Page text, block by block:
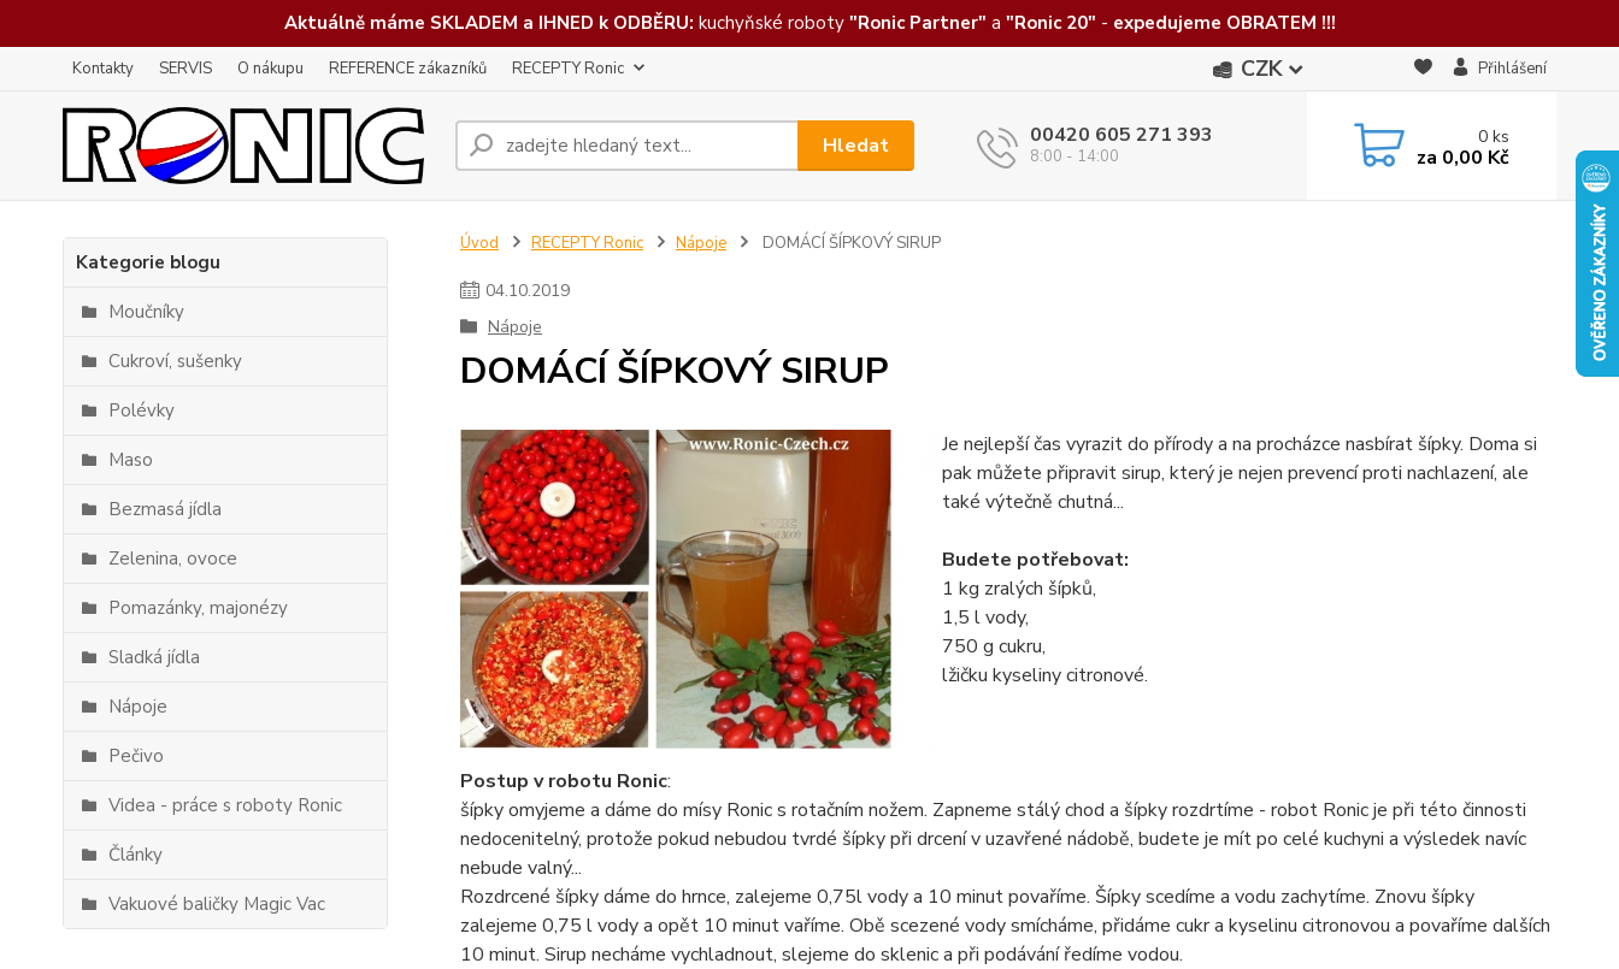
Aktuálně máme SKLADEM a IHNED k ODBĚRU: kuchyňské roboty "Ronic Partner" a "Ronic 20" - expedujeme OBRATEM !!!
Kontakty SERVIS O nákupu REFERENCE zákazníků RECEPTY Ronic CZK Přihlášení
Hledat 00420 605 271 393
8:00 - 14:00
0ks
za 0,00 Kč
Kategorie blogu
Moučníky
Cukroví, sušenky
Polévky
Maso
Bezmasá jídla
Zelenina, ovoce
Pomazánky, majonézy
Sladká jídla
Nápoje
Pečivo
Videa - práce s roboty Ronic
Články
Vakuové baličky Magic Vac
Úvod RECEPTY Ronic Nápoje DOMÁCÍ ŠÍPKOVÝ SIRUP
04.10.2019
Nápoje
DOMÁCÍ ŠÍPKOVÝ SIRUP
Je nejlepší čas vyrazit do přírody a na procházce nasbírat šípky. Doma si
pak můžete připravit sirup, který je nejen prevencí proti nachlazení, ale
také výtečně chutná...
Budete potřebovat:
1 kg zralých šípků,
1,5 l vody,
750 g cukru,
lžičku kyseliny citronové.
Postup v robotu Ronic:
šípky omyjeme a dáme do mísy Ronic s rotačním nožem. Zapneme stálý chod a šípky rozdrtíme - robot Ronic je při této činnosti
nedocenitelný, protože pokud nebudou tvrdé šípky při drcení v uzavřené nádobě, budete je mít po celé kuchyni a výsledek navíc
nebude valný...
Rozdrcené šípky dáme do hrnce, zalejeme 0,75l vody a 10 minut povaříme. Šípky scedíme a vodu zachytíme. Znovu šípky
zalejeme 0,75 l vody a opět 10 minut vaříme. Obě scezené vody smícháme, přidáme cukr a kyselinu citronovou a povaříme dalších
10 minut. Sirup necháme vychladnout, slejeme do sklenic a při podávání ředíme vodou.